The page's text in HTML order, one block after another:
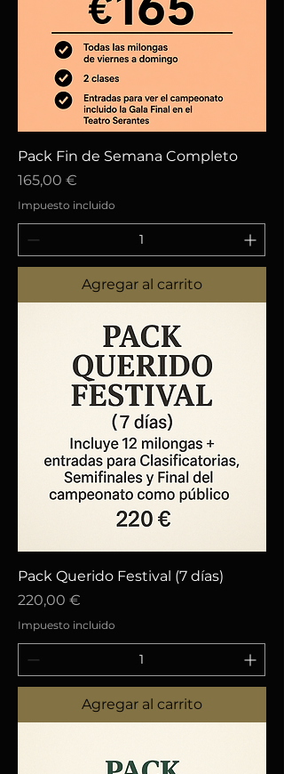
Pack Fin de Semana Completo
Precio
165,00 €
Impuesto incluido
Agregar al carrito
Pack Querido Festival (7 días)
Precio
220,00 €
Impuesto incluido
Agregar al carrito